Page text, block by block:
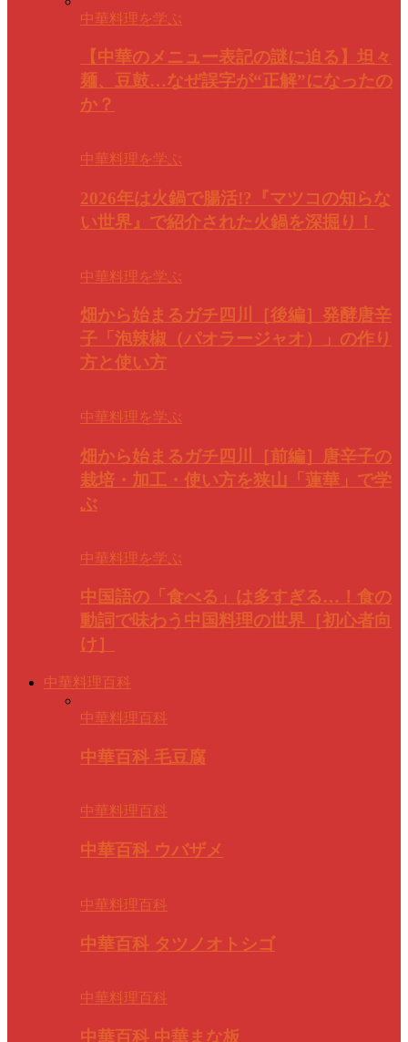
中華料理を学ぶ
【中華のメニュー表記の謎に迫る】坦々
麺、豆鼓…なぜ誤字が“正解”になったの
か？
中華料理を学ぶ
2026年は火鍋で腸活!?『マツコの知らな
い世界』で紹介された火鍋を深掘り！
中華料理を学ぶ
畑から始まるガチ四川［後編］発酵唐辛
子「泡辣椒（パオラージャオ）」の作り
方と使い方
中華料理を学ぶ
畑から始まるガチ四川［前編］唐辛子の
栽培・加工・使い方を狭山「蓮華」で学
ぶ
中華料理を学ぶ
中国語の「食べる」は多すぎる…！食の
動詞で味わう中国料理の世界［初心者向
け］
中華料理百科
中華料理百科
中華百科 毛豆腐
中華料理百科
中華百科 ウバザメ
中華料理百科
中華百科 タツノオトシゴ
中華料理百科
中華百科 中華まな板